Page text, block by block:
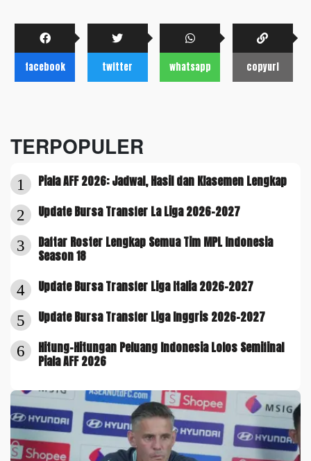
facebook twitter whatsapp copyurl
TERPOPULER
1 Piala AFF 2026: Jadwal, Hasil dan Klasemen Lengkap
2 Update Bursa Transfer La Liga 2026-2027
3
Daftar Roster Lengkap Semua Tim MPL Indonesia
Season 18
4 Update Bursa Transfer Liga Italia 2026-2027
5 Update Bursa Transfer Liga Inggris 2026-2027
6
Hitung-Hitungan Peluang Indonesia Lolos Semifinal
Piala AFF 2026